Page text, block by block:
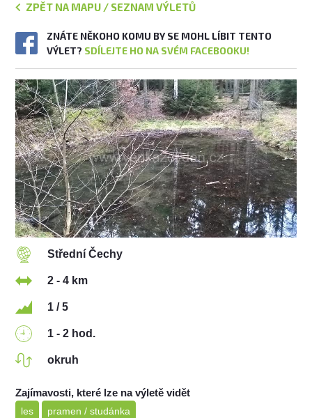
ZPĚT NA MAPU / SEZNAM VÝLETŮ
ZNÁTE NĚKOHO KOMU BY SE MOHL LÍBIT TENTO
VÝLET? SDÍLEJTE HO NA SVÉM FACEBOOKU!
Střední Čechy
2 - 4 km
1 / 5
1 - 2 hod.
okruh
Zajímavosti, které lze na výletě vidět
les pramen / studánka